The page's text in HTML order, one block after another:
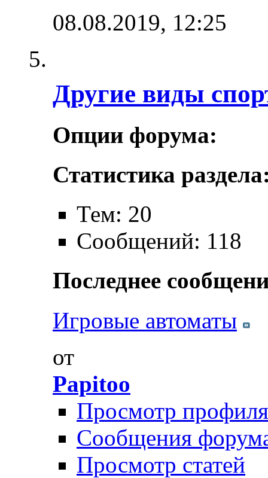
08.08.2019, 12:25
Другие виды
Опции форума:
Статистика
Тем: 20
Сообщений: 118
Последнее
Игровые автоматы
от
Papitoo
Просмотр профиля
Сообщения
Просмотр статей